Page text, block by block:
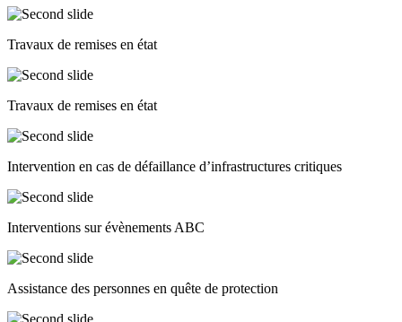
Travaux de remises en état
Travaux de remises en état
Intervention en cas de défaillance d’infrastructures critiques
Interventions sur évènements ABC
Assistance des personnes en quête de protection